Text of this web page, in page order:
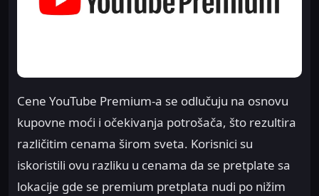
Cene YouTube Premium-a se odlučuju na osnovu
kupovne moći i očekivanja potrošača, što rezultira
različitim cenama širom sveta. Korisnici su
iskoristili ovu razliku u cenama da se pretplate sa
lokacije gde se premium pretplata nudi po nižim